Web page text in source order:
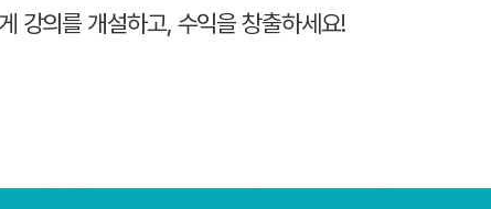
강의를 개설하고, 수익을 창출하세요!